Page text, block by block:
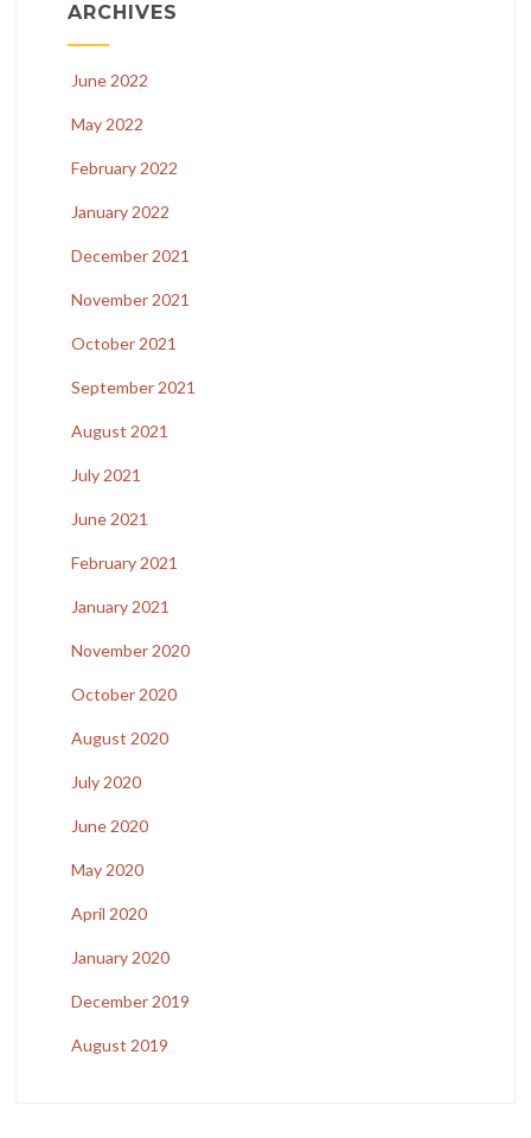
ARCHIVES
June 2022
May 2022
February 2022
January 2022
December 2021
November 2021
October 2021
September 2021
August 2021
July 2021
June 2021
February 2021
January 2021
November 2020
October 2020
August 2020
July 2020
June 2020
May 2020
April 2020
January 2020
December 2019
August 2019